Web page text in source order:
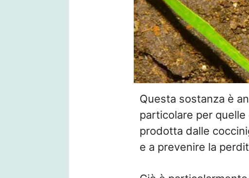
Questa sostanza è
particolare per
prodotta dalle
e a prevenire la